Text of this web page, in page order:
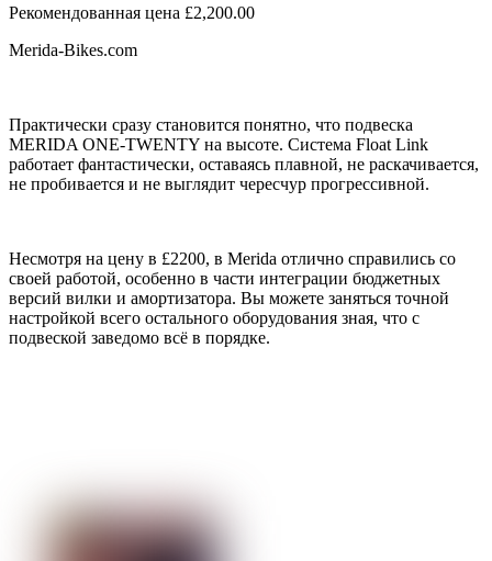
Рекомендованная цена £2,200.00
Merida-Bikes.com
Практически сразу становится понятно, что подвеска
MERIDA ONE-TWENTY на высоте. Система Float Link
работает фантастически, оставаясь плавной, не раскачивается,
не пробивается и не выглядит чересчур прогрессивной.
Несмотря на цену в £2200, в Merida отлично справились со
своей работой, особенно в части интеграции бюджетных
версий вилки и амортизатора. Вы можете заняться точной
настройкой всего остального оборудования зная, что с
подвеской заведомо всё в порядке.